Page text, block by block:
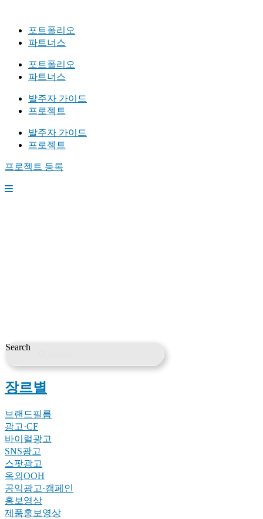
포트폴리오
파트너스
포트폴리오
파트너스
발주자 가이드
프로젝트
발주자 가이드
프로젝트
프로젝트 등록
Search
장르별
브랜드필름
광고·CF
바이럴광고
SNS광고
스팟광고
옥외OOH
공익광고·캠페인
홍보영상
제품홍보영상